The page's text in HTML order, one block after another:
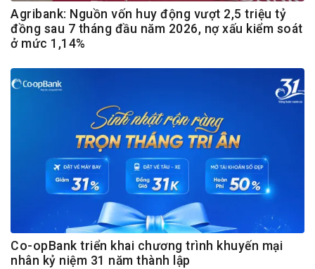
Agribank: Nguồn vốn huy động vượt 2,5 triệu tỷ
đồng sau 7 tháng đầu năm 2026, nợ xấu kiểm soát
ở mức 1,14%
Co-opBank triển khai chương trình khuyến mại
nhân kỷ niệm 31 năm thành lập